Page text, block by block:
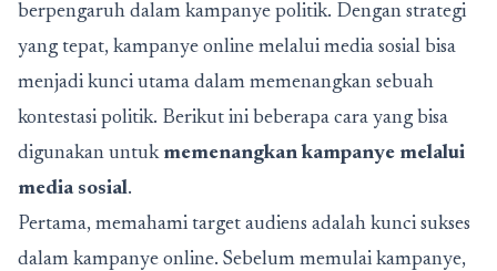
berpengaruh dalam kampanye politik. Dengan strategi
yang tepat, kampanye online melalui media sosial bisa
menjadi kunci utama dalam memenangkan sebuah
kontestasi politik. Berikut ini beberapa cara yang bisa
digunakan untuk memenangkan kampanye melalui
media sosial.
Pertama, memahami target audiens adalah kunci sukses
dalam kampanye online. Sebelum memulai kampanye,